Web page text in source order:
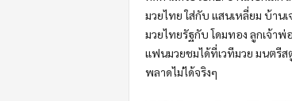
มวยไทย ใส่กับ แสนเหลี่ยม บ้าน
มวยไทยรัฐกับ โดมทอง ลูกเจ้า
แฟนมวยชมได้ที่เวทีมวย มนตรีส
พลาดไม่ได้จริงๆ